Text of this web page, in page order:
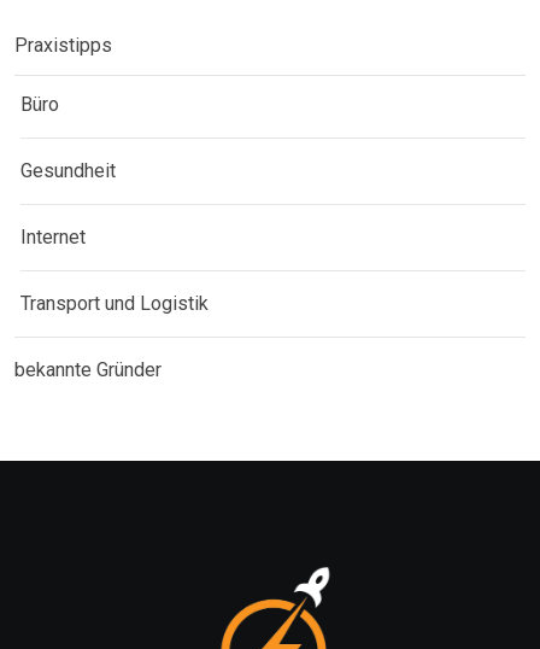
Praxistipps
Büro
Gesundheit
Internet
Transport und Logistik
bekannte Gründer